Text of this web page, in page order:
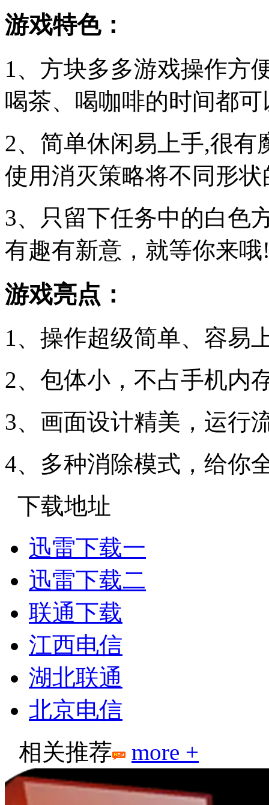
游戏特色：
1、方块多多游戏操作方
喝茶、喝咖啡的时间都
2、简单休闲易上手,很
使用消灭策略将不同形
3、只留下任务中的白色
有趣有新意，就等你来哦
游戏亮点：
1、操作超级简单、容易
2、包体小，不占手机内
3、画面设计精美，运行
4、多种消除模式，给你
下载地址
迅雷下载一
迅雷下载二
联通下载
江西电信
湖北联通
北京电信
相关推荐
more +